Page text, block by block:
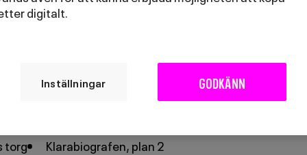
DINOSAURIE-FILMEN
torg Klarabiografen, plan 2
digitalt.
Inställningar GODKÄNN